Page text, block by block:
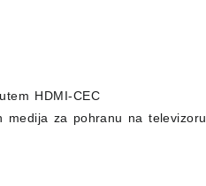
HDMI-CEC
medija za pohranu na televizoru